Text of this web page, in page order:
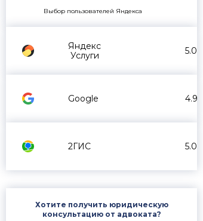
Выбор пользователей Яндекса
Яндекс
Услуги
5.0
Google 4.9
2ГИС 5.0
Хотите получить юридическую
консультацию от адвоката?